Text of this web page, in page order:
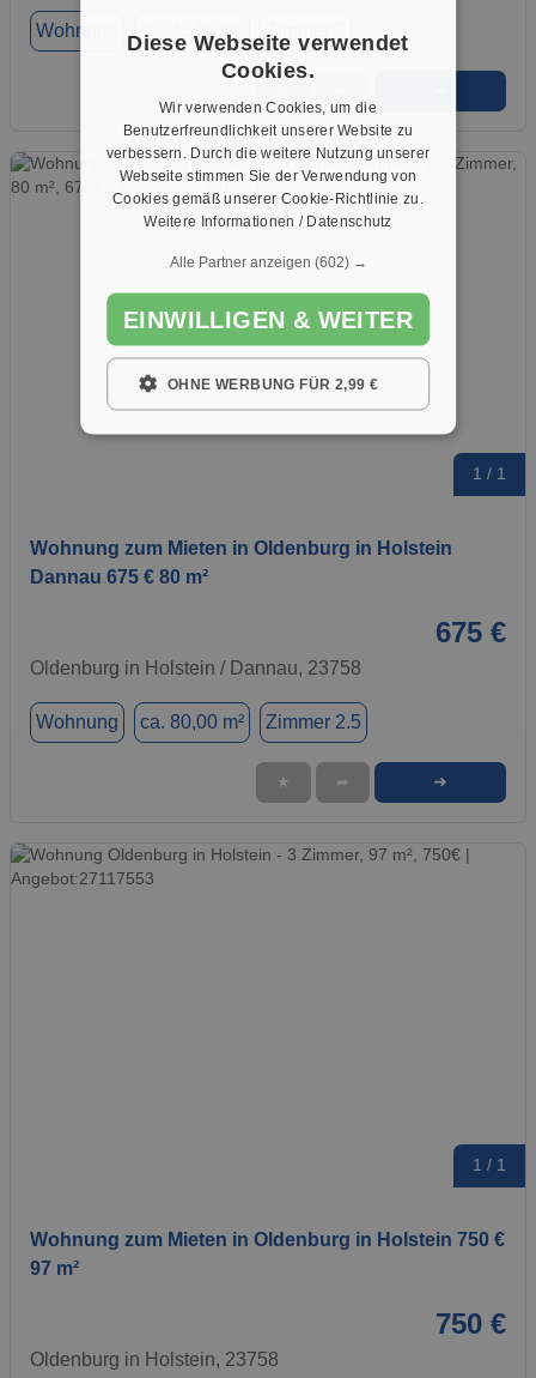
Wohnung ca. 43,00 m² Zimmer 2
1 / 1
Wohnung zum Mieten in Oldenburg in Holstein
Dannau 675 € 80 m²
675 €
Oldenburg in Holstein / Dannau, 23758
Wohnung ca. 80,00 m² Zimmer 2.5
★ ➦ ➜
1 / 1
Wohnung zum Mieten in Oldenburg in Holstein 750 €
97 m²
750 €
Oldenburg in Holstein, 23758
Diese Webseite verwendet
Cookies.
Wir verwenden Cookies, um die
Benutzerfreundlichkeit unserer Website zu
verbessern. Durch die weitere Nutzung unserer
Webseite stimmen Sie der Verwendung von
Cookies gemäß unserer Cookie-Richtlinie zu.
Weitere Informationen / Datenschutz
Alle Partner anzeigen (602) →
EINWILLIGEN & WEITER
OHNE WERBUNG FÜR 2,99 €